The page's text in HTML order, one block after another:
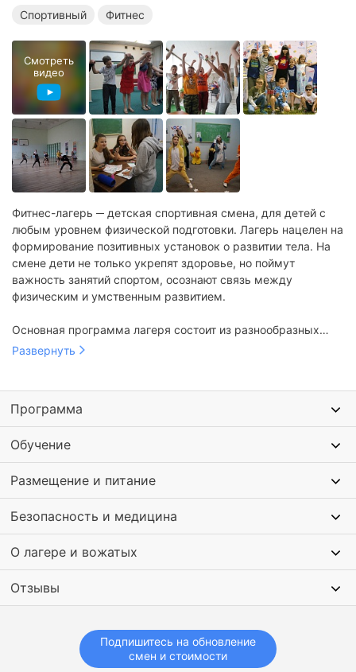
Спортивный Фитнес
Фитнес-лагерь ─ детская спортивная смена, для детей с
любым уровнем физической подготовки. Лагерь нацелен на
формирование позитивных установок о развитии тела. На
смене дети не только укрепят здоровье, но поймут
важность занятий спортом, осознают связь между
физическим и умственным развитием.
Основная программа лагеря состоит из разнообразных
активных занятий. В день проводится несколько
в кроссфите. Проводятся занятия йогой, танцами и
скалолазанием.
Кроме этого в программе лагеря турнир по лазертаг,
посещение бассейна. Проходят развивающие мастер-
классы по общению, развитию креативности и работе в
команде.
Развернуть
Смотреть
видео
Программа
Обучение
Размещение и питание
Безопасность и медицина
О лагере и вожатых
Отзывы
Подпишитесь на обновление
смен и стоимости